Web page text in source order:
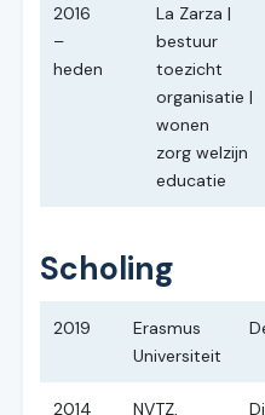
2016
–
heden
La Zarza |
bestuur
toezicht
organisatie |
wonen
zorg welzijn
educatie
Scholing
2019
Erasmus
Universiteit
2014 NVTZ,